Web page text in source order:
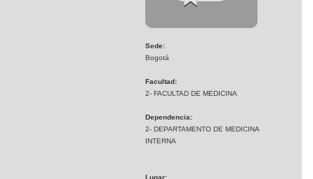
Sede:
Bogotá
Facultad:
2- FACULTAD DE MEDICINA
Dependencia:
2- DEPARTAMENTO DE MEDICINA
INTERNA
Lugar: